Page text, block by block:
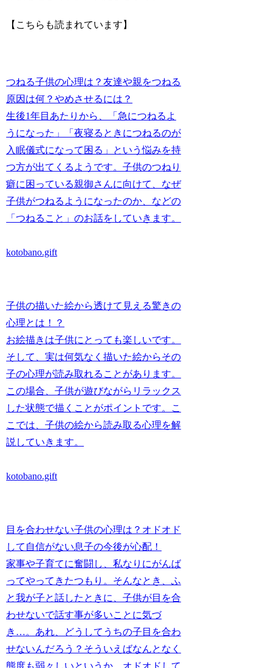
【こちらも読まれています】
つねる子供の心理は？友達や親をつねる
原因は何？やめさせるには？
生後1年目あたりから、「急につねるよ
うになった」「夜寝るときにつねるのが
入眠儀式になって困る」という悩みを持
つ方が出てくるようです。子供のつねり
癖に困っている親御さんに向けて、なぜ
子供がつねるようになったのか、などの
「つねること」のお話をしていきます。
kotobano.gift
子供の描いた絵から透けて見える驚きの
心理とは！？
お絵描きは子供にとっても楽しいです。
そして、実は何気なく描いた絵からその
子の心理が読み取れることがあります。
この場合、子供が遊びながらリラックス
した状態で描くことがポイントです。こ
こでは、子供の絵から読み取る心理を解
説していきます。
kotobano.gift
目を合わせない子供の心理は？オドオド
して自信がない息子の今後が心配！
家事や子育てに奮闘し、私なりにがんば
ってやってきたつもり。そんなとき、ふ
と我が子と話したときに、子供が目を合
わせないで話す事が多いことに気づ
き…。あれ、どうしてうちの子目を合わ
せないんだろう？そういえばなんとなく
態度も弱々しいというか、オドオドして